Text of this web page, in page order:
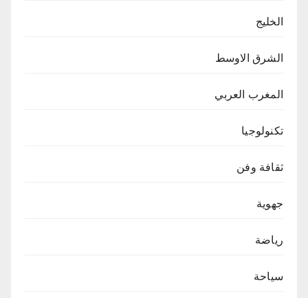
الخليج
الشرق الاوسط
المغرب العربي
تكنولوجيا
ثقافة وفن
جهوية
رياضة
سياحة